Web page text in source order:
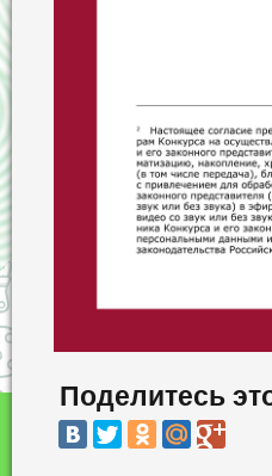
Поделитесь